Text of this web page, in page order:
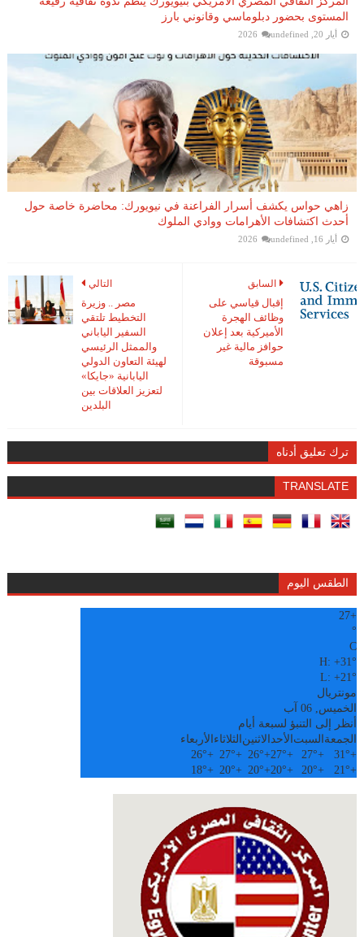
المستوى بحضور دبلوماسي وقانوني بارز
أيار 20, 2026 undefined
زاهي حواس يكشف أسرار الفراعنة في نيويورك: محاضرة خاصة حول
أحدث اكتشافات الأهرامات ووادي الملوك
أيار 16, 2026 undefined
التالي
مصر .. وزيرة
التخطيط تلتقي
السفير الياباني
والممثل الرئيسي
لهيئة التعاون الدولي
اليابانية «جايكا»
لتعزيز العلاقات بين
البلدين
السابق
إقبال قياسي على
وظائف الهجرة
الأميركية بعد إعلان
حوافز مالية غير
مسبوقة
ترك تعليق أدناه
TRANSLATE
الطقس اليوم
+
27
°
C
H:+31°
L:+21°
مونتريال
الخميس, 06 آب
أنظر إلى التنبؤ لسبعة أيام
الجمعة السبت الأحدالاثنين الثلاثاء الأربعاء
+
31°
+
27°
+
27°
+
26°
+
27°
+
26°
+
21°
+
20°
+
20°
+
20°
+
20°
+
18°